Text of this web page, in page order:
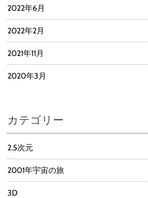
2022年6月
2022年2月
2021年11月
2020年3月
カテゴリー
2.5次元
2001年宇宙の旅
3D